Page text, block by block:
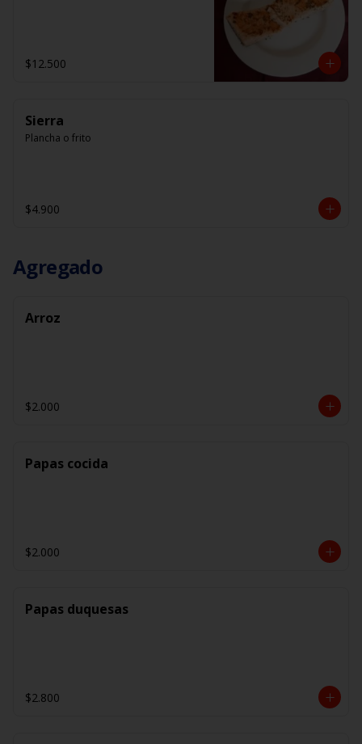
$12.500
Sierra
Plancha o frito
$4.900
Agregado
Arroz
$2.000
Papas cocida
$2.000
Papas duquesas
$2.800